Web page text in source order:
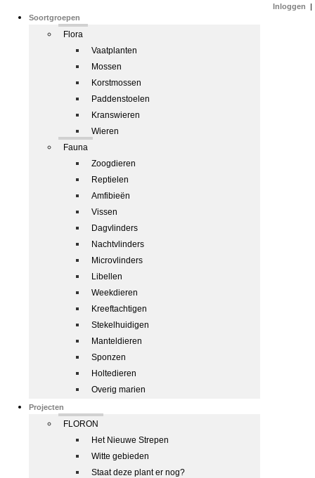
Soortgroepen
Flora
Vaatplanten
Mossen
Korstmossen
Paddenstoelen
Kranswieren
Wieren
Fauna
Zoogdieren
Reptielen
Amfibieën
Vissen
Dagvlinders
Nachtvlinders
Microvlinders
Libellen
Weekdieren
Kreeftachtigen
Stekelhuidigen
Manteldieren
Sponzen
Holtedieren
Overig marien
Projecten
FLORON
Het Nieuwe Strepen
Witte gebieden
Staat deze plant er nog?
Inloggen |